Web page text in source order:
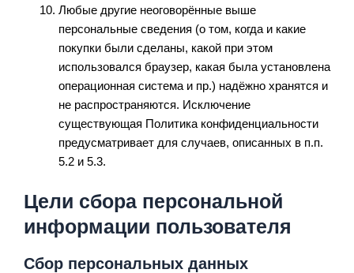
Любые другие неоговорённые выше
персональные сведения (о том, когда и какие
покупки были сделаны, какой при этом
использовался браузер, какая была установлена
операционная система и пр.) надёжно хранятся и
не распространяются. Исключение
существующая Политика конфиденциальности
предусматривает для случаев, описанных в п.п.
5.2 и 5.3.
Цели сбора персональной
информации пользователя
Сбор персональных данных